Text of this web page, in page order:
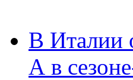
В Италии
А в